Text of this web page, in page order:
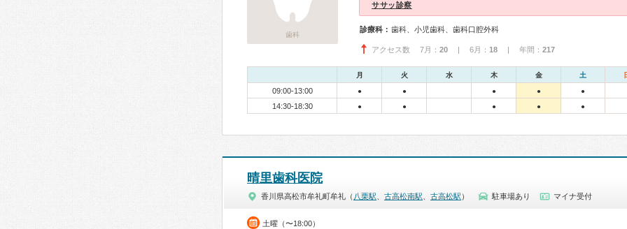
歯科
ササッ診察
診療科： 歯科、小児歯科、歯科口腔外科
アクセス数 7月： 20 | 6月： 18 | 年間： 217
月 火 水 木 金 土
09:00-13:00 ● ● ● ● ●
14:30-18:30 ● ● ● ● ●
晴里歯科医院
香川県高松市牟礼町牟礼（ 八栗駅 古高松南駅 古高松駅 ） 駐車場あり マイナ受付
土曜（〜18:00）